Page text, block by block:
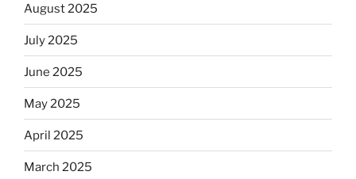
August 2025
July 2025
June 2025
May 2025
April 2025
March 2025